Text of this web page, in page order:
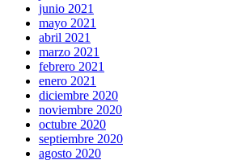
junio 2021
mayo 2021
abril 2021
marzo 2021
febrero 2021
enero 2021
diciembre 2020
noviembre 2020
octubre 2020
septiembre 2020
agosto 2020